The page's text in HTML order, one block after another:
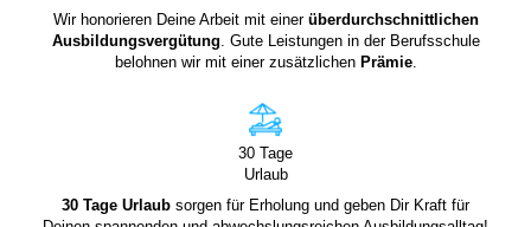
Wir honorieren Deine Arbeit mit einer überdurchschnittlichen
Ausbildungsvergütung. Gute Leistungen in der Berufsschule
belohnen wir mit einer zusätzlichen Prämie.
30 Tage
Urlaub
30 Tage Urlaub sorgen für Erholung und geben Dir Kraft für